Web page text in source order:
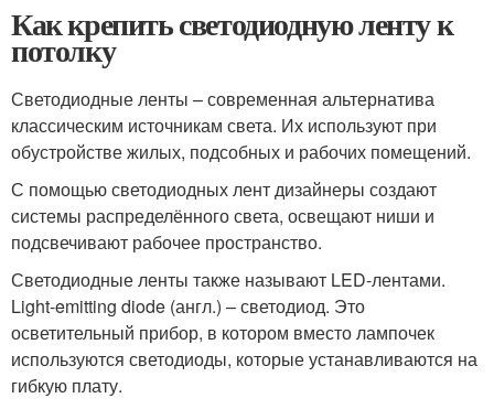
Как крепить светодиодную ленту к
потолку
Светодиодные ленты – современная альтернатива
классическим источникам света. Их используют при
обустройстве жилых, подсобных и рабочих помещений.
С помощью светодиодных лент дизайнеры создают
системы распределённого света, освещают ниши и
подсвечивают рабочее пространство.
Светодиодные ленты также называют LED-лентами.
Light-emitting diode (англ.) – светодиод. Это
осветительный прибор, в котором вместо лампочек
используются светодиоды, которые устанавливаются на
гибкую плату.